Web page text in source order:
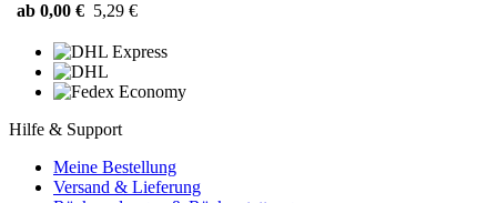
ab 0,00 € 5,29 €
Hilfe & Support
Meine Bestellung
Versand & Lieferung